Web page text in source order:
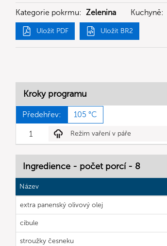
Kategorie pokrmu: Zelenina Kuchyně:
Uložit PDF Uložit BR2
Kroky programu
Předehřev: 105 °C
1 Režim vaření v páře
Ingredience - počet porcí - 8
Název
extra panenský olivový olej
cibule
stroužky česneku